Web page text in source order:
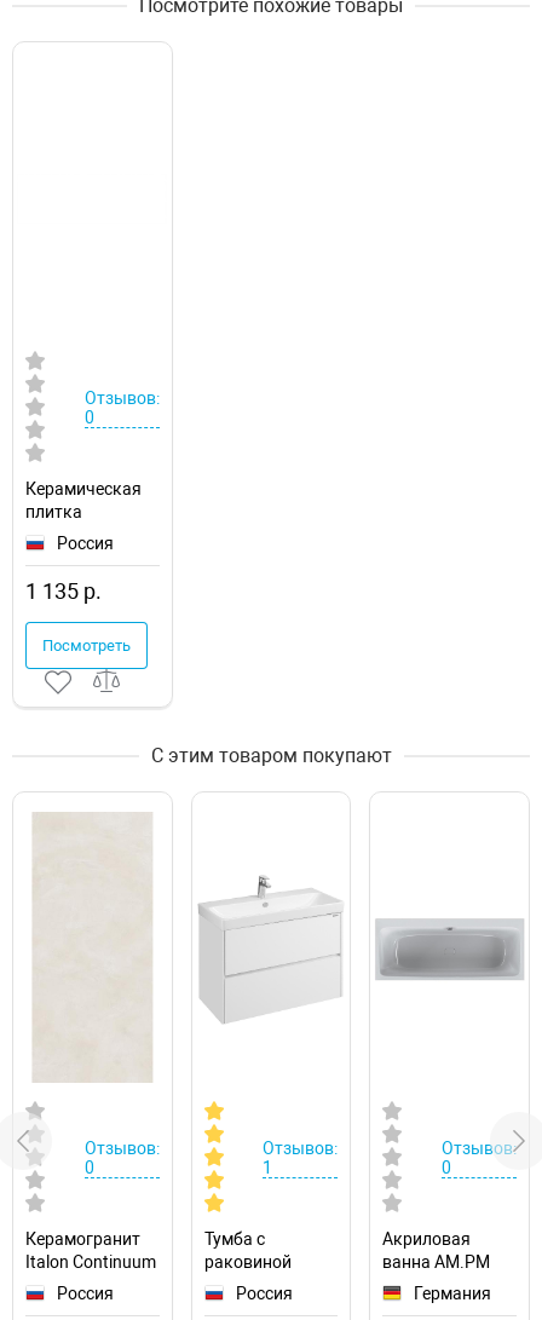
Посмотрите похожие товары
Отзывов:
0
Керамическая
плитка
NewTrend
WT11CHI00
настенная
Россия
1 135 р.
Посмотреть
С этим товаром покупают
Отзывов:
0
Керамогранит
Italon Continuum
ПоларРоссия
Отзывов:
1
Тумба с
раковиной
Aquaton Сканди
Россия
Отзывов:
0
Акриловая
ванна AM.PM
Func 170х70
W84A-170-070W-
Германия